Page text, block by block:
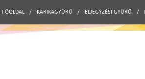
FŐOLDAL / KARIKAGYŰRŰ / ELJEGYZÉSI GYŰRŰ /